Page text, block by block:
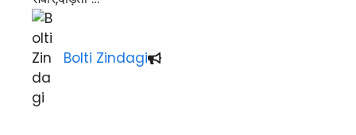
Bolti Zindagi